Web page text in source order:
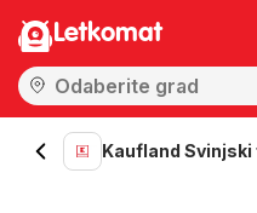
Letkomat
Kaufland Svinjski